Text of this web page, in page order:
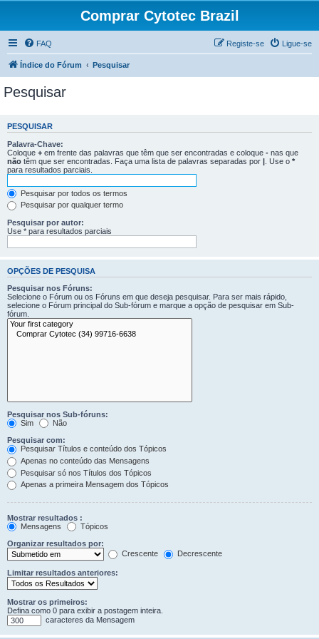
Comprar Cytotec Brazil
FAQ Ligue-se
Registe-se
Índice do Fórum Pesquisar
Pesquisar
PESQUISAR
Palavra-Chave:
Coloque + em frente das palavras que têm que ser encontradas e coloque - nas que
não têm que ser encontradas. Faça uma lista de palavras separadas por | . Use o *
para resultados parciais.
Pesquisar por todos os termos
Pesquisar por qualquer termo
Pesquisar por autor:
Use * para resultados parciais
OPÇÕES DE PESQUISA
Pesquisar nos Fóruns:
Selecione o Fórum ou os Fóruns em que deseja pesquisar. Para ser mais rápido,
selecione o Fórum principal do Sub-fórum e marque a opção de pesquisar em Sub-
fórum.
Pesquisar nos Sub-fóruns:
Sim
Não
Pesquisar com:
Pesquisar Títulos e conteúdo dos Tópicos
Apenas no conteúdo das Mensagens
Pesquisar só nos Títulos dos Tópicos
Apenas a primeira Mensagem dos Tópicos
Mostrar resultados :
Mensagens
Tópicos
Organizar resultados por:
Crescente
Decrescente
Limitar resultados anteriores:
Mostrar os primeiros:
Defina como 0 para exibir a postagem inteira.
caracteres da Mensagem